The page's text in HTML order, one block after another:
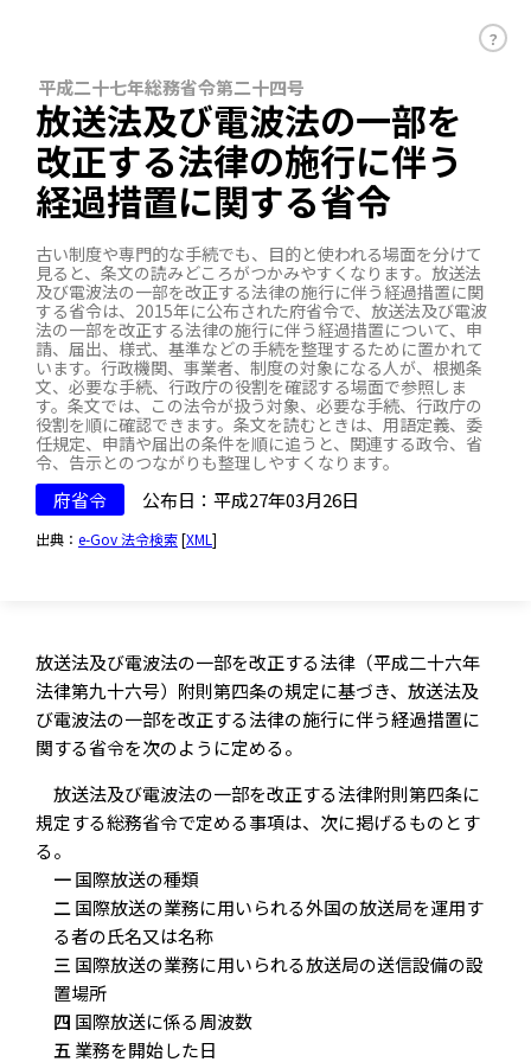
平成二十七年総務省令第二十四号
放送法及び電波法の一部を
改正する法律の施行に伴う
経過措置に関する省令
古い制度や専門的な手続でも、目的と使われる場面を分けて
見ると、条文の読みどころがつかみやすくなります。放送法
及び電波法の一部を改正する法律の施行に伴う経過措置に関
する省令は、2015年に公布された府省令で、放送法及び電波
法の一部を改正する法律の施行に伴う経過措置について、申
請、届出、様式、基準などの手続を整理するために置かれて
います。行政機関、事業者、制度の対象になる人が、根拠条
文、必要な手続、行政庁の役割を確認する場面で参照しま
す。条文では、この法令が扱う対象、必要な手続、行政庁の
役割を順に確認できます。条文を読むときは、用語定義、委
任規定、申請や届出の条件を順に追うと、関連する政令、省
令、告示とのつながりも整理しやすくなります。
府省令 公布日：平成27年03月26日
出典： e-Gov 法令検索[XML ]
放送法及び電波法の一部を改正する法律（平成二十六年
法律第九十六号）附則第四条の規定に基づき、放送法及
び電波法の一部を改正する法律の施行に伴う経過措置に
関する省令を次のように定める。
放送法及び電波法の一部を改正する法律附則第四条に
規定する総務省令で定める事項は、次に掲げるものとす
る。
一国際放送の種類
二国際放送の業務に用いられる外国の放送局を運用す
る者の氏名又は名称
三 国際放送の業務に用いられる放送局の送信設備の設
置場所
四 国際放送に係る周波数
五 業務を開始した日
？